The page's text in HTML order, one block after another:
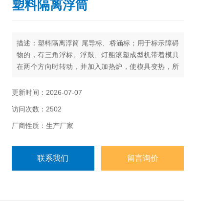
塑料隔离浮筒
描述：塑料隔离浮筒 尾导标、桥涵标；用于标示障碍
物的，有三角浮标、浮鼓、灯船滚塑成型机带着模具
在两个方向时转动，并加入加热炉，使模具变热，所
更新时间：2026-07-07
访问次数：2502
厂商性质：生产厂家
联系我们 留言询价